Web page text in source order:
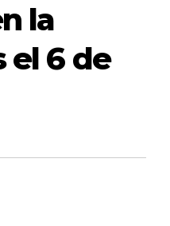
la
el 6 de